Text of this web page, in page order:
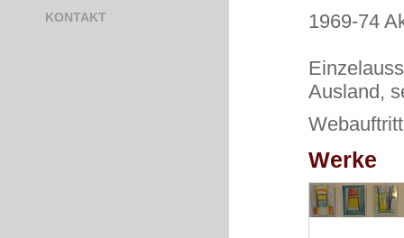
KONTAKT
1969-74
Ausland,
Werke